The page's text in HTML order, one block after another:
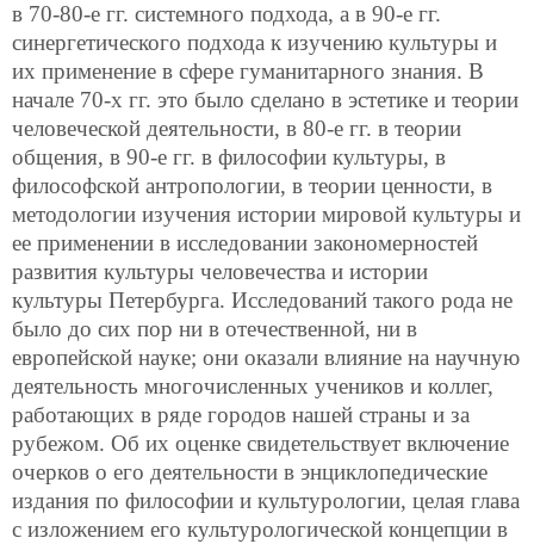
в 70-80-е гг. системного подхода, а в 90-е гг.
синергетического подхода к изучению культуры и
их применение в сфере гуманитарного знания. В
начале 70-х гг. это было сделано в эстетике и теории
человеческой деятельности, в 80-е гг. в теории
общения, в 90-е гг. в философии культуры, в
философской антропологии, в теории ценности, в
методологии изучения истории мировой культуры и
ее применении в исследовании закономерностей
развития культуры человечества и истории
культуры Петербурга. Исследований такого рода не
было до сих пор ни в отечественной, ни в
европейской науке; они оказали влияние на научную
деятельность многочисленных учеников и коллег,
работающих в ряде городов нашей страны и за
рубежом. Об их оценке свидетельствует включение
очерков о его деятельности в энциклопедические
издания по философии и культурологии, целая глава
с изложением его культурологической концепции в